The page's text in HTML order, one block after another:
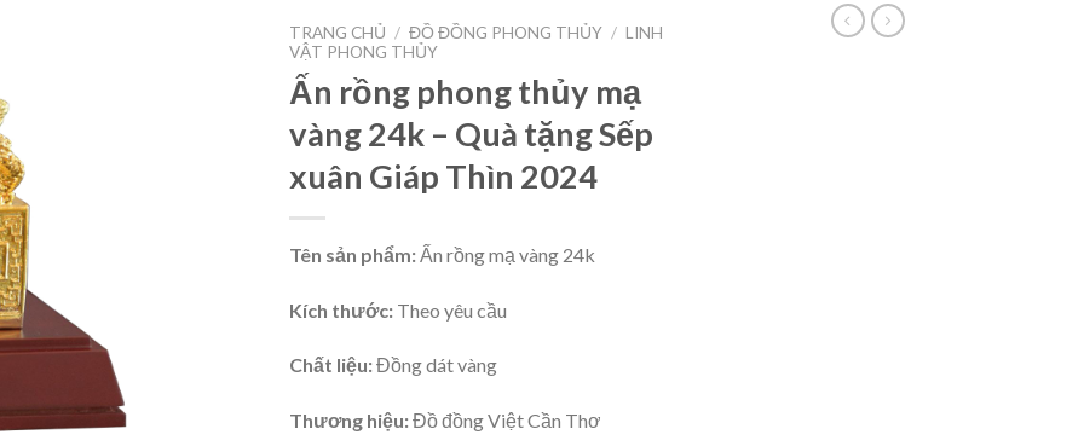
TRANG CHỦ / ĐỒ ĐỒNG PHONG THỦY / LINH
VẬT PHONG THỦY
Ấn rồng phong thủy mạ
vàng 24k – Quà tặng Sếp
xuân Giáp Thìn 2024
Tên sản phẩm: Ấn rồng mạ vàng 24k
Kích thước: Theo yêu cầu
Chất liệu:Đồng dát vàng
Thương hiệu:Đồ đồng Việt Cần Thơ